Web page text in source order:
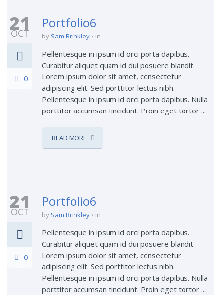
21
OCT
0
Portfolio6
by Sam Brinkley in
Pellentesque in ipsum id orci porta dapibus.
Curabitur aliquet quam id dui posuere blandit.
Lorem ipsum dolor sit amet, consectetur
adipiscing elit. Sed porttitor lectus nibh.
Pellentesque in ipsum id orci porta dapibus. Nulla
porttitor accumsan tincidunt. Proin eget tortor ...
READ MORE
21
OCT
0
Portfolio6
by Sam Brinkley in
Pellentesque in ipsum id orci porta dapibus.
Curabitur aliquet quam id dui posuere blandit.
Lorem ipsum dolor sit amet, consectetur
adipiscing elit. Sed porttitor lectus nibh.
Pellentesque in ipsum id orci porta dapibus. Nulla
porttitor accumsan tincidunt. Proin eget tortor ...